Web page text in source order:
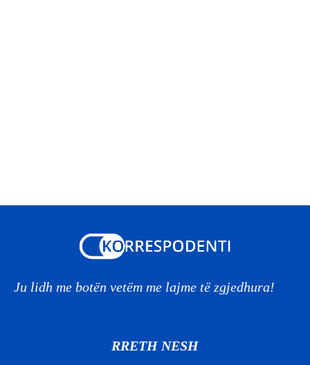
Ju lidh me botën vetëm me lajme të zgjedhura!
RRETH NESH